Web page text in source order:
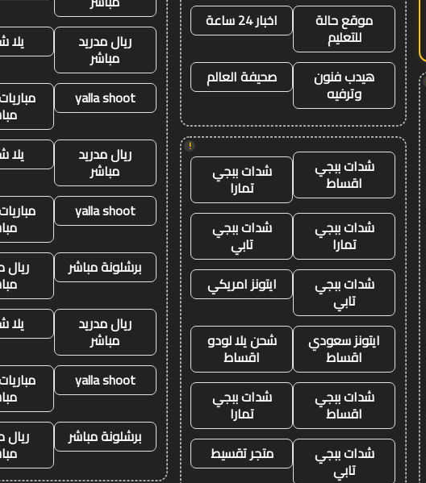
موقع حالة
للتعليم
اخبار 24 ساعة
هيدب فنون
وترفيه
صحيفة العالم
!
شدات ببجي
اقساط شدات ببجي
تمارا
شدات ببجي
تمارا
شدات ببجي
تابي
شدات ببجي
تابي
ايتونز امريكي
ايتونز سعودي
اقساط
شحن يلا لودو
اقساط
شدات ببجي
اقساط
شدات ببجي
تمارا
شدات ببجي
تابي
متجر تقسيط
ريال مدريد
مباشر
yalla shoot
ريال مدريد
مباشر
yalla shoot
برشلونة مباشر
ريال
ريال مدريد
مباشر
yalla shoot
برشلونة مباشر
ريال